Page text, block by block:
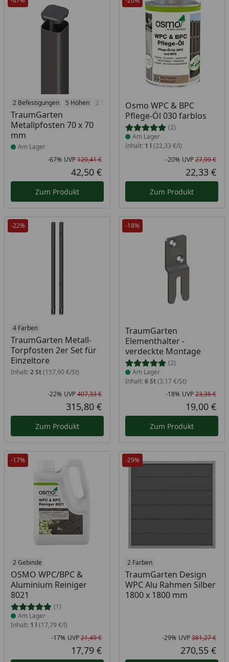
2 Befestigungen 5 Höhen 2 Farben
TraumGarten
Metallpfosten 70 x 70
mm
Produkt am Lager
Am Lager
Rabatt in Prozent
-67%
Ursprünglicher Preis
UVP129,41 €
Aktueller Preis
42,50 €
Zum Produkt
Osmo WPC & BPC
Pflege-Öl 030 farblos
(2)
Produkt am Lager
Am Lager
Inhalt: 1 l (22,33 €/l)
-20% UVP27,99 €
22,33 €
Zum Produkt
-22%
4 Farben
TraumGarten Metall-
Torpfosten 2er Set für
Einzeltore
Inhalt: 2 St(157,90 €/St)
Rabatt in Prozent
-22%
Ursprünglicher Preis
UVP407,33 €
Aktueller Preis
315,80 €
Zum Produkt
-18%
TraumGarten
Elementhalter -
verdeckte Montage
(2)
Produkt am Lager
Am Lager
Inhalt: 6 St(3,17 €/St)
-18% UVP23,36 €
19,00 €
Zum Produkt
-17%
2 Gebinde
OSMO WPC/BPC &
Aluminium Reiniger
8021
(1)
Produkt am Lager
Am Lager
Inhalt: 1 l (17,79 €/l)
Rabatt in Prozent
-17%
Ursprünglicher Preis
UVP21,49 €
Aktueller Preis
17,79 €
-29%
2 Farben
TraumGarten Design
WPC Alu Rahmen Silber
1800 x 1800 mm
-29% UVP381,27 €
270,55 €